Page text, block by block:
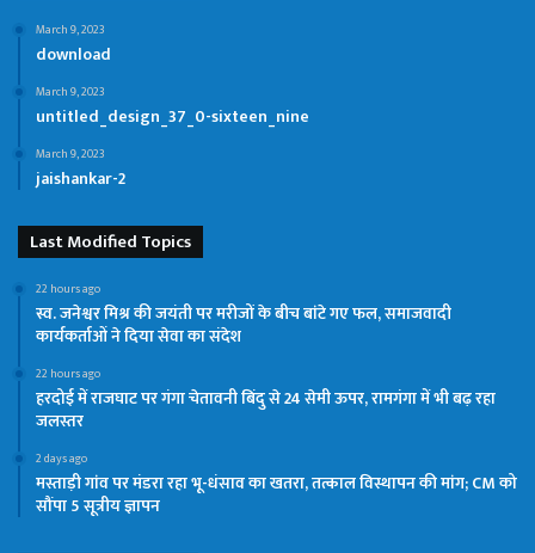
March 9, 2023
download
March 9, 2023
untitled_design_37_0-sixteen_nine
March 9, 2023
jaishankar-2
Last Modified Topics
22 hours ago
स्व. जनेश्वर मिश्र की जयंती पर मरीजों के बीच बांटे गए फल, समाजवादी
कार्यकर्ताओं ने दिया सेवा का संदेश
22 hours ago
हरदोई में राजघाट पर गंगा चेतावनी बिंदु से 24 सेमी ऊपर, रामगंगा में भी बढ़ रहा
जलस्तर
2 days ago
मस्ताड़ी गांव पर मंडरा रहा भू-धंसाव का खतरा, तत्काल विस्थापन की मांग; CM को
सौंपा 5 सूत्रीय ज्ञापन